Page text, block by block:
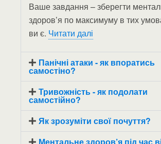
Ваше завдання – зберегти
здоров’я по максимуму в тих
ви є. Читати далі
Панічні атаки - як впоратись
самостіно?
Тривожність - як подолати
самостійно?
Як зрозуміти свої почуття?